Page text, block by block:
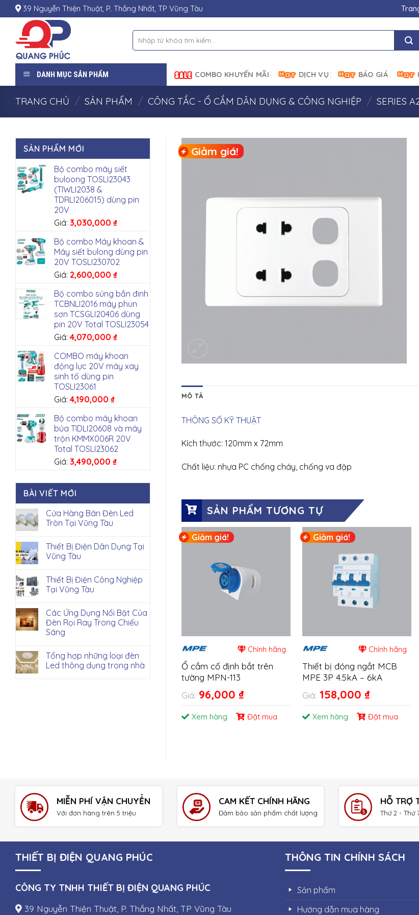
to
content
39 Nguyễn Thiện Thuật, P. Thắng Nhất, TP Vũng Tàu
Tìm
kiếm:
DANH MỤC SẢN PHẨM COMBO KHUYẾN MÃI DỊCH VỤ BÁO GIÁ
TRANG CHỦ / SẢN PHẨM / CÔNG TẮC - Ổ CẮM DÂN DỤNG & CÔNG NGHIỆP / SERIES
SẢN PHẨM MỚI
Bộ combo máy siết
buloong TOSLI23043
(TIWLI2038 &
TDRLI206015) dùng pin
20V
Giá: 3,030,000 ₫
Bộ combo Máy khoan &
Máy siết bulong dùng pin
20V TOSLI230702
Giá: 2,600,000 ₫
Bộ combo súng bắn đinh
TCBNLI2016 máy phun
sơn TCSGLI20406 dùng
pin 20V Total TOSLI23054
Giá: 4,070,000 ₫
COMBO máy khoan
động lực 20V máy xay
sinh tố dùng pin
TOSLI23061
Giá: 4,190,000 ₫
Bộ combo máy khoan
búa TIDLI20608 và máy
trộn KMMX006R 20V
Total TOSLI23062
Giá: 3,490,000 ₫
BÀI VIẾT MỚI
Cửa Hàng Bán Đèn Led
Tròn Tại Vũng Tàu
Thiết Bị Điện Dân Dụng Tại
Vũng Tàu
Thiết Bị Điện Công Nghiệp
Tại Vũng Tàu
Các Ứng Dụng Nổi Bật Của
Đèn Rọi Ray Trong Chiếu
Sáng
Tổng hợp những loại đèn
Led thông dụng trong nhà
Giảm giá!
MÔ TẢ
THÔNG SỐ KỸ THUẬT
Kích thước: 120mm x 72mm
Chất liệu: nhựa PC chống cháy, chống va đập
SẢN PHẨM TƯƠNG TỰ
Giảm giá!
Chính hãng
Ổ cắm cố định bắt trên
tường MPN-113
Giá: 96,000 ₫
Xem hàng Đặt mua
Giảm giá!
Chính hãng
Thiết bị đóng ngắt MCB
MPE 3P 4.5kA – 6kA
Giá: 158,000 ₫
Xem hàng Đặt mua
MIỄN PHÍ VẬN CHUYỂN
Với đơn hàng trên 5 triệu
CAM KẾT CHÍNH HÃNG
Đảm bảo sản phẩm chất lượng
HỖ TRỢ
Thứ 2 - Thứ
THIẾT BỊ ĐIỆN QUANG PHÚC
CÔNG TY TNHH THIẾT BỊ ĐIỆN QUANG PHÚC
39 Nguyễn Thiện Thuật, P. Thắng Nhất, TP Vũng Tàu
THÔNG TIN CHÍNH SÁCH
Sản phẩm
Hướng dẫn mua hàng